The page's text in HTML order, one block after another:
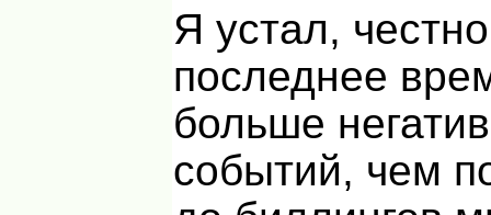
Я устал,
последнее
больше
событий, чем